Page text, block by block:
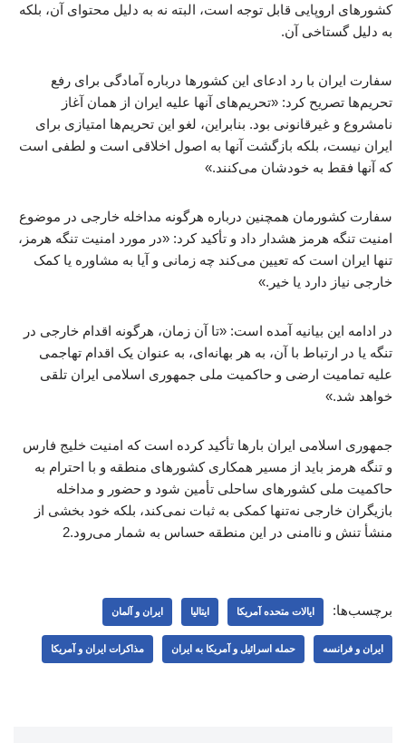
کشورهای اروپایی قابل توجه است، البته نه به دلیل محتوای آن، بلکه
به دلیل گستاخی آن.
سفارت ایران با رد ادعای این کشورها درباره آمادگی برای رفع
تحریم‌ها تصریح کرد: «تحریم‌های آنها علیه ایران از همان آغاز
نامشروع و غیرقانونی بود. بنابراین، لغو این تحریم‌ها امتیازی برای
ایران نیست، بلکه بازگشت آنها به اصول اخلاقی است و لطفی است
که آنها فقط به خودشان می‌کنند.»
سفارت کشورمان همچنین درباره هرگونه مداخله خارجی در موضوع
امنیت تنگه هرمز هشدار داد و تأکید کرد: «در مورد امنیت تنگه هرمز،
تنها ایران است که تعیین می‌کند چه زمانی و آیا به مشاوره یا کمک
خارجی نیاز دارد یا خیر.»
در ادامه این بیانیه آمده است: «تا آن زمان، هرگونه اقدام خارجی در
تنگه یا در ارتباط با آن، به هر بهانه‌ای، به عنوان یک اقدام تهاجمی
علیه تمامیت ارضی و حاکمیت ملی جمهوری اسلامی ایران تلقی
خواهد شد.»
جمهوری اسلامی ایران بارها تأکید کرده است که امنیت خلیج فارس
و تنگه هرمز باید از مسیر همکاری کشورهای منطقه و با احترام به
حاکمیت ملی کشورهای ساحلی تأمین شود و حضور و مداخله
بازیگران خارجی نه‌تنها کمکی به ثبات نمی‌کند، بلکه خود بخشی از
منشأ تنش و ناامنی در این منطقه حساس به شمار می‌رود.2
برچسب‌ها: ایالات متحده آمریکا ایتالیا ایران و آلمان
ایران و فرانسه حمله اسرائیل و آمریکا به ایران مذاکرات ایران و آمریکا